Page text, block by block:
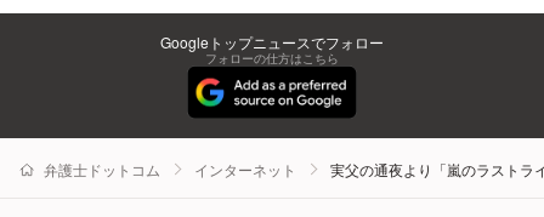
Googleトップニュースでフォロー
フォローの仕方はこちら
弁護士ドットコム インターネット 実父の通夜より「嵐のラスト